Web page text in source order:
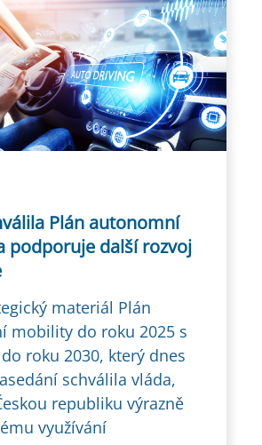
Plán autonomní
podporuje další rozvoj
materiál Plán
mobility do roku 2025 s
roku 2030, který dnes
schválila vláda,
republiku výrazně
využívání